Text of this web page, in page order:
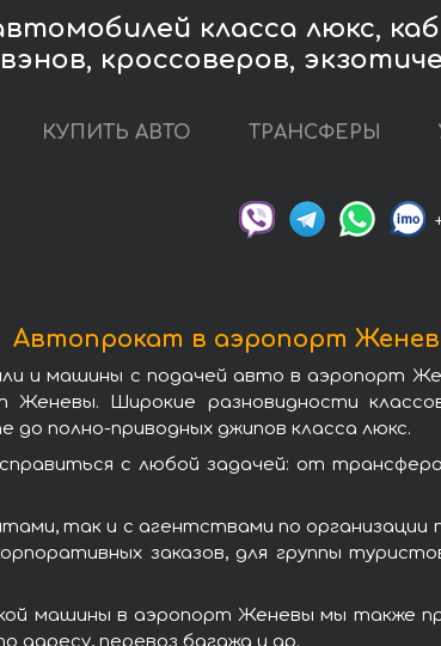
класса люкс,
кроссоверов,
КУПИТЬ АВТО ТРАНСФЕРЫ
Автопрокат в аэропорт
и машины с подачей авто в аэропорт
Женевы. Широкие разновидности
полно-приводных джипов класса люкс.
с любой задачей: от
так и с агентствами по
заказов, для группы
машины в аэропорт Женевы мы также
адресу, перевоз багажа и др.